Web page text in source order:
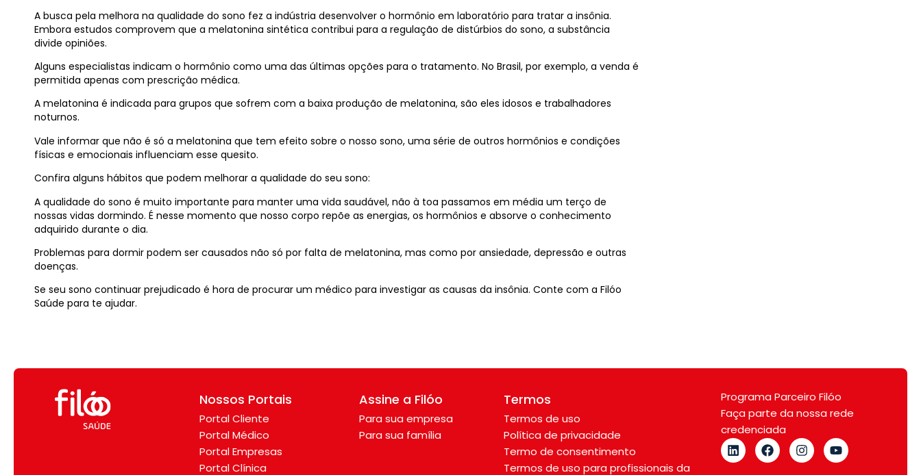
A busca pela melhora na qualidade do sono fez a indústria desenvolver o hormônio em laboratório para tratar a insônia.
Embora estudos comprovem que a melatonina sintética contribui para a regulação de distúrbios do sono, a substância
divide opiniões.
Alguns especialistas indicam o hormônio como uma das últimas opções para o tratamento. No Brasil, por exemplo, a venda é
permitida apenas com prescrição médica.
A melatonina é indicada para grupos que sofrem com a baixa produção de melatonina, são eles idosos e trabalhadores
noturnos.
Vale informar que não é só a melatonina que tem efeito sobre o nosso sono, uma série de outros hormônios e condições
físicas e emocionais influenciam esse quesito.
Confira alguns hábitos que podem melhorar a qualidade do seu sono:
A qualidade do sono é muito importante para manter uma vida saudável, não à toa passamos em média um terço de
nossas vidas dormindo. É nesse momento que nosso corpo repõe as energias, os hormônios e absorve o conhecimento
adquirido durante o dia.
Problemas para dormir podem ser causados não só por falta de melatonina, mas como por ansiedade, depressão e outras
doenças.
Se seu sono continuar prejudicado é hora de procurar um médico para investigar as causas da insônia. Conte com a Filóo
Saúde para te ajudar.
Nossos Portais
Portal Cliente
Portal Médico
Portal Empresas
Portal Clínica
Assine a Filóo
Para sua empresa
Para sua família
Termos
Termos de uso
Política de privacidade
Termo de consentimento
Termos de uso para profissionais da
Programa Parceiro Filóo
Faça parte da nossa rede
credenciada